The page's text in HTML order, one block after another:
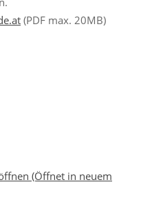
(PDF max. 20MB)
(Öffnet in neuem